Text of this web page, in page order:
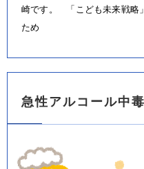
崎です。 「こども未来戦略
ため
急性アルコール中毒